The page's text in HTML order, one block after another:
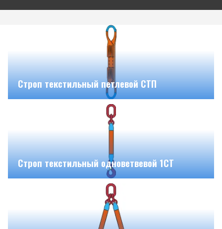
Строп текстильный петлевой СТП
Строп текстильный одноветвевой 1СТ